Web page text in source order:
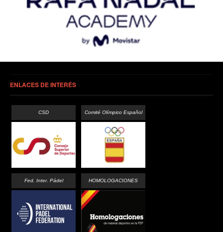
ENLACES DE INTERÉS
CSD Comité Olímpico Español
Fed. Inter. Pádel HOMOLOGACIONES